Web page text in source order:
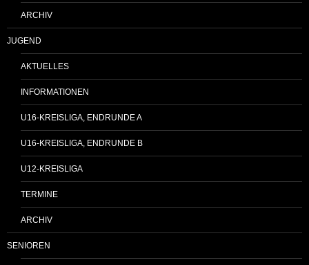
ARCHIV
JUGEND
AKTUELLES
INFORMATIONEN
U16-KREISLIGA, ENDRUNDE A
U16-KREISLIGA, ENDRUNDE B
U12-KREISLIGA
TERMINE
ARCHIV
SENIOREN